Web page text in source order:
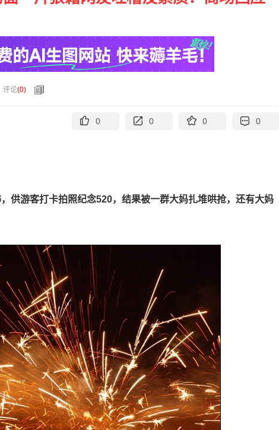
评论(0)
0 0 0 0
供游客打卡拍照纪念520，结果被一群大妈扎堆哄抢，还有大妈